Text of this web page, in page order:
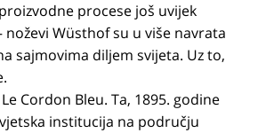
procese još uvijek
Wüsthof su u više navrata
sajmovima diljem svijeta. Uz to,
Cordon Bleu. Ta, 1895. godine
institucija na području